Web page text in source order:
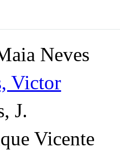
Neves
Victor
J.
Vicente